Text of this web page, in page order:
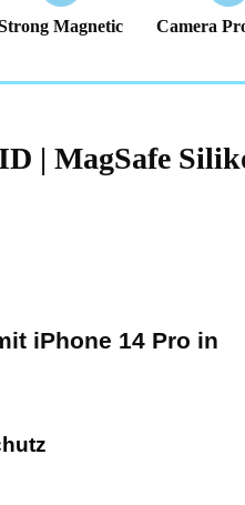
Magnetic Camera
| MagSafe
iPhone 14 Pro in